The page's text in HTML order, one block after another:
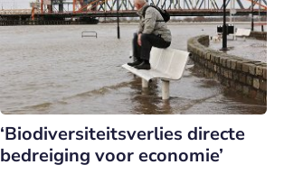
‘Biodiversiteitsverlies directe
bedreiging voor economie’